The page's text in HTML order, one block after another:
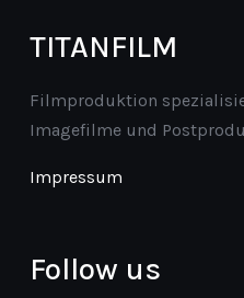
TITANFILM
Filmproduktion
Imagefilme und
Impressum
Follow us